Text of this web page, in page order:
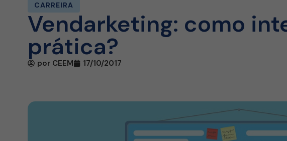
CARREIRA
Vendarketing: como
prática?
por CEEM 17/10/2017